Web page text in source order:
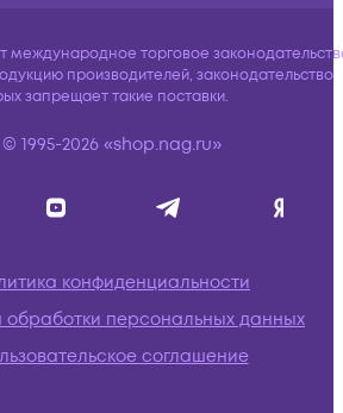
торговое
производителей, законодательство
запрещает такие поставки.
© 1995-2026 «shop.nag.ru»
конфиденциальности
обработки персональных данных
соглашение